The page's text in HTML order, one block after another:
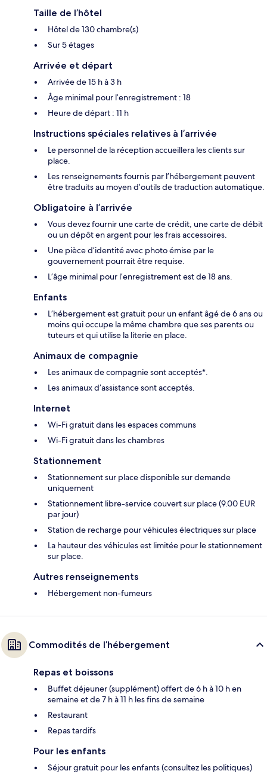
Taille de l’hôtel
Hôtel de 130 chambre(s)
Sur 5 étages
Arrivée et départ
Arrivée de 15 h à 3 h
Âge minimal pour l’enregistrement : 18
Heure de départ : 11 h
Instructions spéciales relatives à l’arrivée
Le personnel de la réception accueillera les clients sur
place.
Les renseignements fournis par l’hébergement peuvent
être traduits au moyen d’outils de traduction automatique.
Obligatoire à l’arrivée
Vous devez fournir une carte de crédit, une carte de débit
ou un dépôt en argent pour les frais accessoires.
Une pièce d’identité avec photo émise par le
gouvernement pourrait être requise.
L’âge minimal pour l’enregistrement est de 18 ans.
Enfants
L’hébergement est gratuit pour un enfant âgé de 6 ans ou
moins qui occupe la même chambre que ses parents ou
tuteurs et qui utilise la literie en place.
Animaux de compagnie
Les animaux de compagnie sont acceptés*.
Les animaux d’assistance sont acceptés.
Internet
Wi-Fi gratuit dans les espaces communs
Wi-Fi gratuit dans les chambres
Stationnement
Stationnement sur place disponible sur demande
uniquement
Stationnement libre-service couvert sur place (9.00 EUR
par jour)
Station de recharge pour véhicules électriques sur place
La hauteur des véhicules est limitée pour le stationnement
sur place.
Autres renseignements
Hébergement non-fumeurs
Commodités de l’hébergement
Repas et boissons
Buffet déjeuner (supplément) offert de 6 h à 10 h en
semaine et de 7 h à 11 h les fins de semaine
Restaurant
Repas tardifs
Pour les enfants
Séjour gratuit pour les enfants (consultez les politiques)